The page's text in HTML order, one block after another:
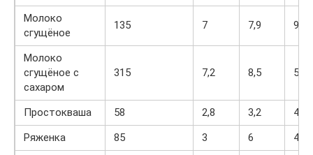
Молоко
сгущёное
135 7 7,9 9,5
Молоко
сгущёное с
сахаром
315 7,2 8,5 56
Простокваша 58 2,8 3,2
4,1
Ряженка
85 3 6
4,1